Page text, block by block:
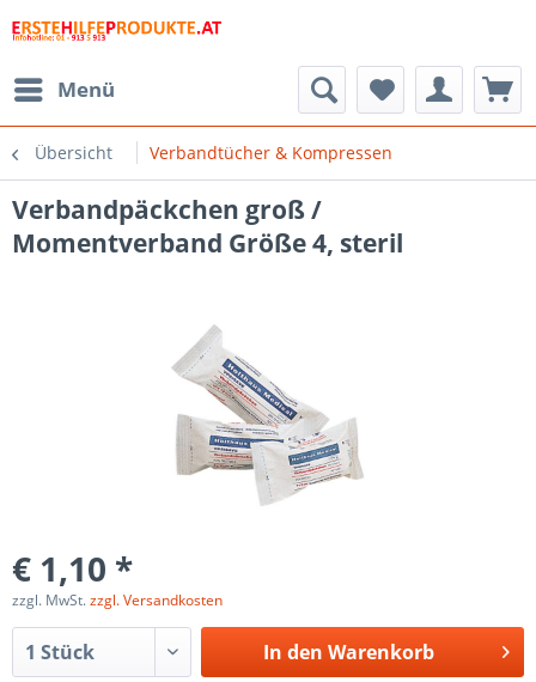
Menü
Übersicht Verbandtücher & Kompressen
Verbandpäckchen groß /
Momentverband Größe 4, steril
€ 1,10 *
zzgl. MwSt.zzgl. Versandkosten
In den Warenkorb